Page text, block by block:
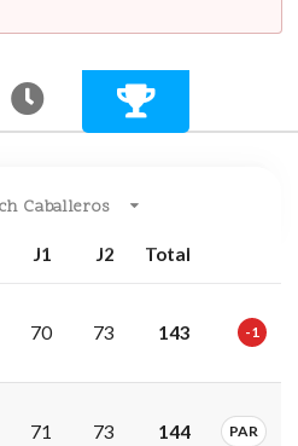
Caballeros
J1 J2 Total
70 73 143 -1
71 73 144 PAR